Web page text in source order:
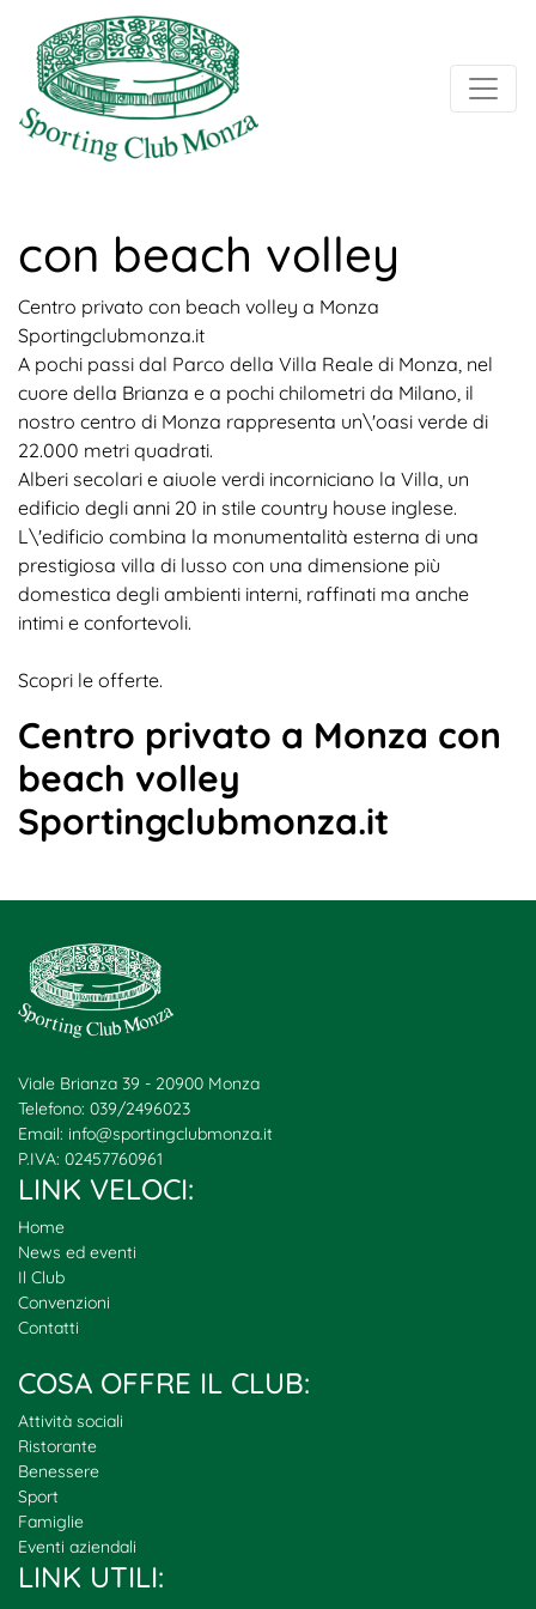
con beach volley
Centro privato con beach volley a Monza
Sportingclubmonza.it
A pochi passi dal Parco della Villa Reale di Monza, nel
cuore della Brianza e a pochi chilometri da Milano, il
nostro centro di Monza rappresenta un\'oasi verde di
22.000 metri quadrati.
Alberi secolari e aiuole verdi incorniciano la Villa, un
edificio degli anni 20 in stile country house inglese.
L\'edificio combina la monumentalità esterna di una
prestigiosa villa di lusso con una dimensione più
domestica degli ambienti interni, raffinati ma anche
intimi e confortevoli.
Scopri le offerte.
Centro privato a Monza con
beach volley
Sportingclubmonza.it
Viale Brianza 39 - 20900 Monza
Telefono: 039/2496023
Email: info@sportingclubmonza.it
P.IVA: 02457760961
LINK VELOCI:
Home
News ed eventi
Il Club
Convenzioni
Contatti
COSA OFFRE IL CLUB:
Attività sociali
Ristorante
Benessere
Sport
Famiglie
Eventi aziendali
LINK UTILI: